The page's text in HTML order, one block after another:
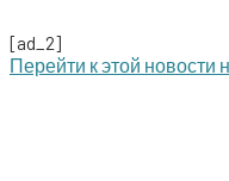
[ad_2]
Перей­ти к этой ново­сти